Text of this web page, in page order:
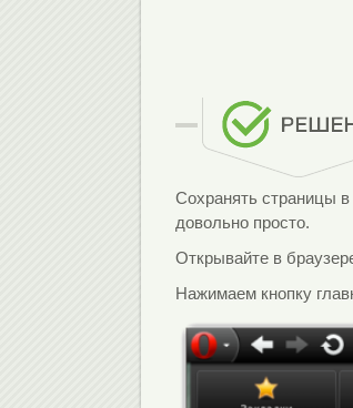
Сохранять страницы
довольно просто.
Открывайте в
Нажимаем кнопку